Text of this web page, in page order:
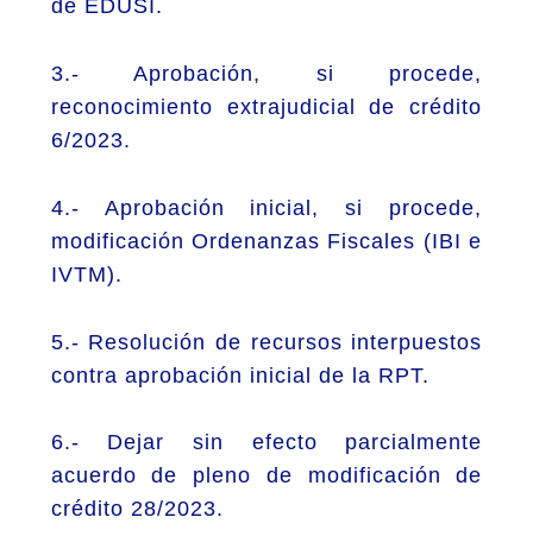
de EDUSI.
3.- Aprobación, si procede,
reconocimiento extrajudicial de crédito
6/2023.
4.- Aprobación inicial, si procede,
modificación Ordenanzas Fiscales (IBI e
IVTM).
5.- Resolución de recursos interpuestos
contra aprobación inicial de la RPT.
6.- Dejar sin efecto parcialmente
acuerdo de pleno de modificación de
crédito 28/2023.